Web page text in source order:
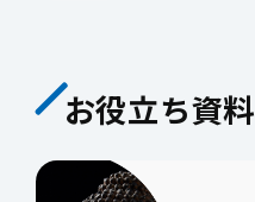
お役立ち資料